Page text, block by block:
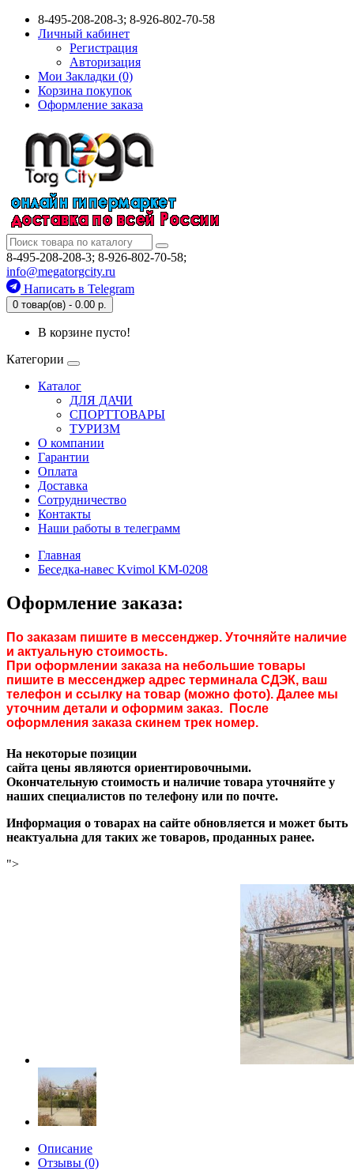
8-495-208-208-3; 8-926-802-70-58
Личный кабинет
Регистрация
Авторизация
Мои Закладки (0)
Корзина покупок
Оформление заказа
8-495-208-208-3; 8-926-802-70-58;
info@megatorgcity.ru
Написать в Telegram
0 товар(ов) - 0.00 р.
В корзине пусто!
Категории
Каталог
ДЛЯ ДАЧИ
СПОРТТОВАРЫ
ТУРИЗМ
О компании
Гарантии
Оплата
Доставка
Сотрудничество
Контакты
Наши работы в телеграмм
Главная
Беседка-навес Kvimol KM-0208
Оформление заказа:
По заказам пишите в мессенджер. Уточняйте наличие
и актуальную стоимость.
При оформлении заказа на небольшие товары
пишите в мессенджер адрес терминала СДЭК, ваш
телефон и ссылку на товар (можно фото). Далее мы
уточним детали и оформим заказ. После
оформления заказа скинем трек номер.
На некоторые позиции
сайта цены являются ориентировочными.
Окончательную стоимость и наличие товара уточняйте у
наших специалистов по телефону или по почте.
Информация о товарах на сайте обновляется и может быть
неактуальна для таких же товаров, проданных ранее.
">
Описание
Отзывы (0)